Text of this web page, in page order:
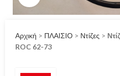
Αρχική > ΠΛΑΙΣΙΟ > Ντίζες >
ROC 62-73